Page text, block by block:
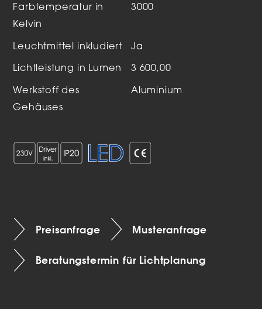
Farbtemperatur in
Kelvin
3000
Leuchtmittel inkludiert Ja
Lichtleistung in Lumen 3 600,00
Werkstoff des
Gehäuses
Aluminium
Preisanfrage Musteranfrage
Beratungstermin für Lichtplanung